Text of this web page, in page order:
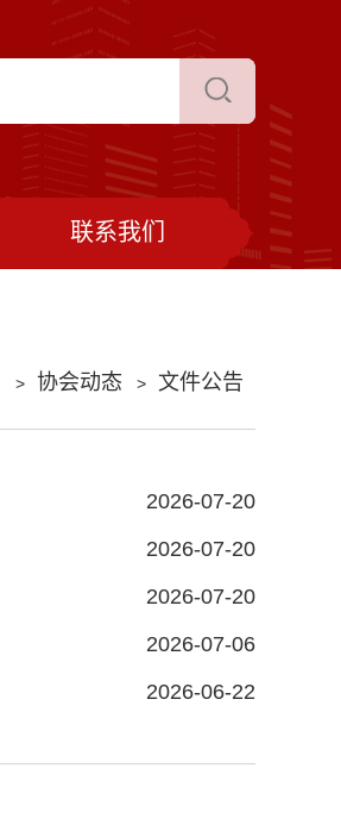
联系我们
> 协会动态 > 文件公告
2026-07-20
2026-07-20
2026-07-20
2026-07-06
2026-06-22